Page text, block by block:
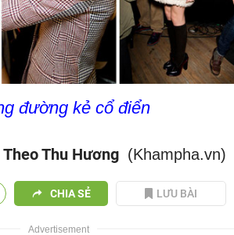
đường kẻ cổ điển
Theo Thu Hương (Khampha.vn)
CHIA SẺ LƯU BÀI